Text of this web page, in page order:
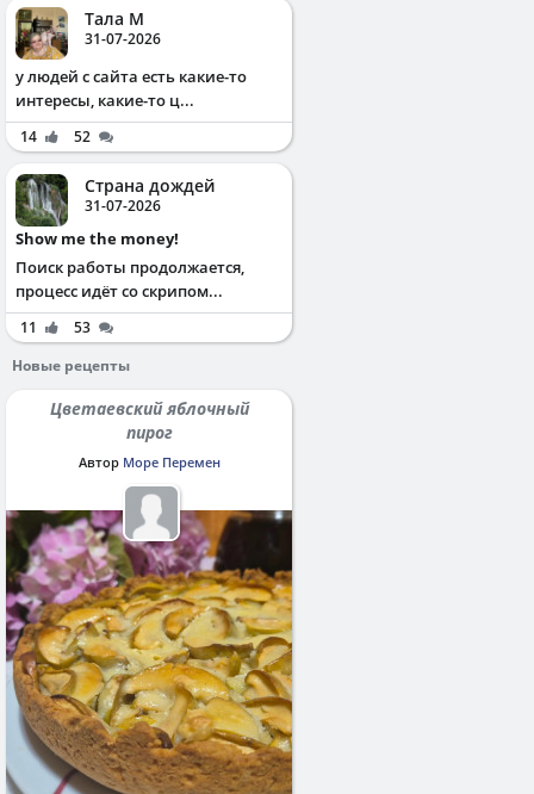
Тала М
31-07-2026
у людей с сайта есть какие-то
интересы, какие-то ц...
14 52
Страна дождей
31-07-2026
Show me the money!
Поиск работы продолжается,
процесс идёт со скрипом...
11
53
Новые рецепты
Цветаевский яблочный
пирог
Автор Море Перемен